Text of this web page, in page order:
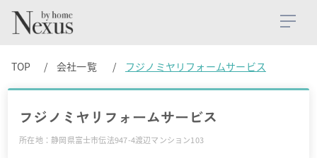
TOP 会社一覧 フジノミヤリフォームサービス
フジノミヤリフォームサービス
所在地：静岡県富士市伝法947-4渡辺マンション103